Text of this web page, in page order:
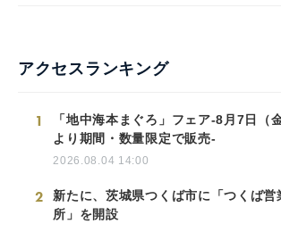
アクセスランキング
1
「地中海本まぐろ」フェア-8月7日（金
より期間・数量限定で販売-
2026.08.04 14:00
2
新たに、茨城県つくば市に「つくば営
所」を開設